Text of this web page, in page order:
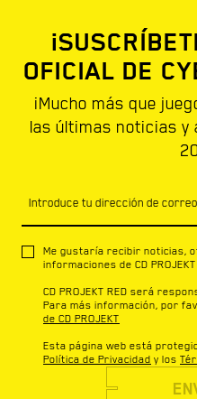
OFICIAL DE
¡Mucho más que
las últimas noticias y
Introduce tu dirección de
Me gustaría recibir noticias,
informaciones de CD
CD PROJEKT RED será
Para más información, por
de CD PROJEKT
Esta página web está
Política de Privacidad y los